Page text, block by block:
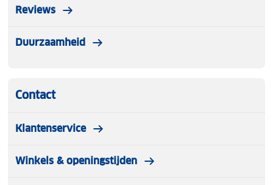
Reviews
Duurzaamheid
Contact
Klantenservice
Winkels & openingstijden